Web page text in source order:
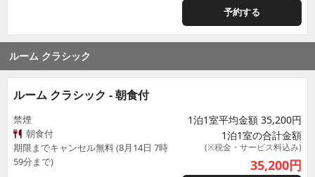
予約する
ルーム クラシック
ルーム クラシック - 朝食付
禁煙
朝食付
期限までキャンセル無料 (8月14日 7時
59分まで)
1泊1室平均金額 35,200円
1泊1室の合計金額
(※税金・サービス料込み)
35,200円